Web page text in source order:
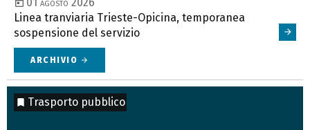
Trasporto pubblico
Linea tranviaria Trieste-Opicina, temporanea
sospensione del servizio
ARCHIVIO arrow_forward